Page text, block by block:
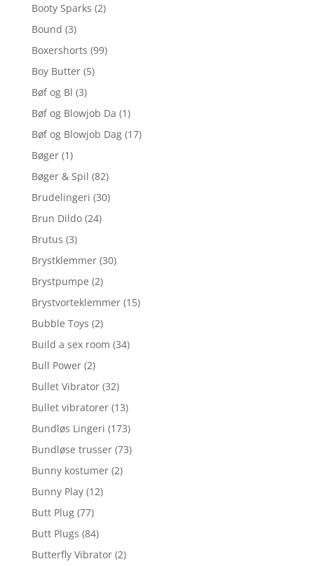
Booty Sparks (2)
Bound (3)
Boxershorts (99)
Boy Butter (5)
Bøf og Bl (3)
Bøf og Blowjob Da (1)
Bøf og Blowjob Dag (17)
Bøger (1)
Bøger & Spil (82)
Brudelingeri (30)
Brun Dildo (24)
Brutus (3)
Brystklemmer (30)
Brystpumpe (2)
Brystvorteklemmer (15)
Bubble Toys (2)
Build a sex room (34)
Bull Power (2)
Bullet Vibrator (32)
Bullet vibratorer (13)
Bundløs Lingeri (173)
Bundløse trusser (73)
Bunny kostumer (2)
Bunny Play (12)
Butt Plug (77)
Butt Plugs (84)
Butterfly Vibrator (2)